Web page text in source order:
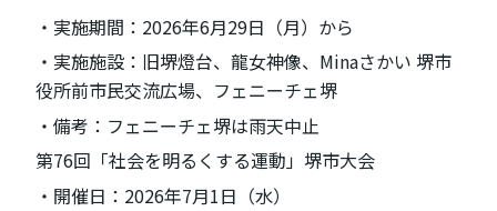
・実施期間：2026年6月29日（月）から
・実施施設：旧堺燈台、龍女神像、Minaさかい 堺市
役所前市民交流広場、フェニーチェ堺
・備考：フェニーチェ堺は雨天中止
第76回「社会を明るくする運動」堺市大会
・開催日：2026年7月1日（水）